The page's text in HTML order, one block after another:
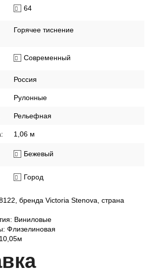
64
Горячее тиснение
Современный
Россия
Рулонные
Рельефная
1,06 м
Бежевый
Город
бренда Victoria Stenova, страна
Виниловые
Флизелиновая